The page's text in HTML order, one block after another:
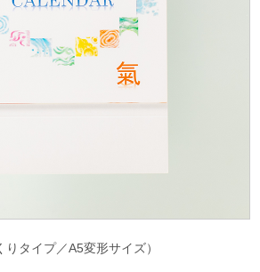
タイプ／A5変形サイズ）